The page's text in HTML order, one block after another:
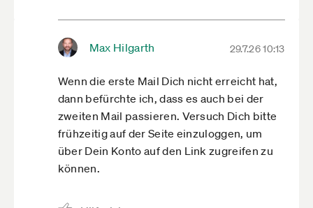
Max Hilgarth 29.7.26 10:13
Wenn die erste Mail Dich nicht erreicht hat,
dann befürchte ich, dass es auch bei der
zweiten Mail passieren. Versuch Dich bitte
frühzeitig auf der Seite einzuloggen, um
über Dein Konto auf den Link zugreifen zu
können.